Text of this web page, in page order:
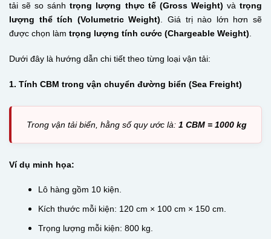
tải sẽ so sánhtrọng lượng thực tế (Gross Weight) vàtrọng
lượng thể tích (Volumetric Weight) . Giá trị nào lớn hơn sẽ
được chọn làm trọng lượng tính cước (Chargeable Weight)
Dưới đây là hướng dẫn chi tiết theo từng loại vận tải:
1. Tính CBM trong vận chuyển đường biển (Sea Freight)
Trong vận tải biển, hằng số quy ước là: 1 CBM = 1000 kg
Ví dụ minh họa:
Lô hàng gồm 10 kiện.
Kích thước mỗi kiện: 120 cm × 100 cm × 150 cm.
Trọng lượng mỗi kiện: 800 kg.